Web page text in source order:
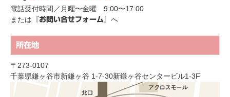
電話受付時間／月曜〜金曜 9:00〜17:00
または 『お問い合せフォーム』 へ
所在地
〒273-0107
千葉県鎌ヶ谷市新鎌ヶ谷 1-7-30新鎌ヶ谷センタービル1-3F